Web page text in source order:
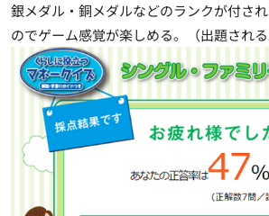
銀メダル・銅メダルなどのランクが付さ
のでゲーム感覚が楽しめる。（出題される